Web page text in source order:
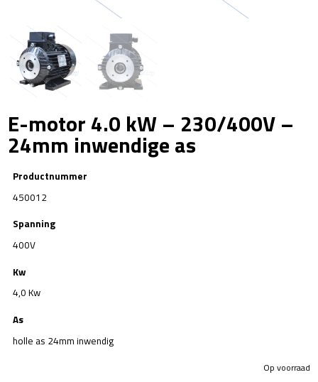
E-motor 4.0 kW – 230/400V –
24mm inwendige as
Productnummer
450012
Spanning
400V
Kw
4,0 Kw
As
holle as 24mm inwendig
Op voorraad